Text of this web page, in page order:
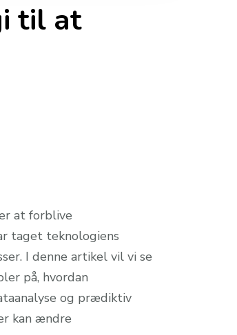
til at
at forblive
taget teknologiens
I denne artikel vil vi se
på, hvordan
og prædiktiv
kan ændre